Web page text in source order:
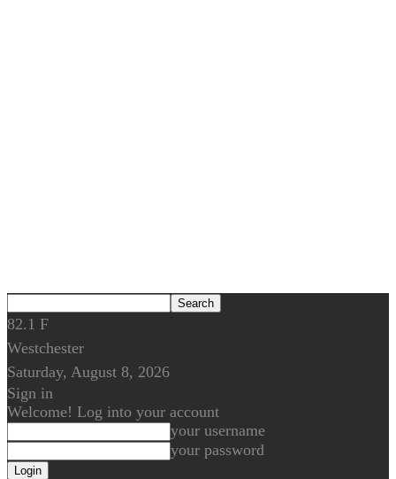
82.1 F
Westchester
Saturday, August 8, 2026
Sign in
Welcome! Log into your account
your username
your password